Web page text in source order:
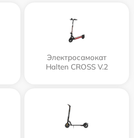
Электросамокат
Halten CROSS V.2